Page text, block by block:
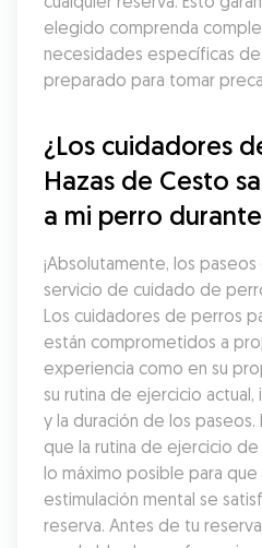
elegido comprenda
necesidades específicas
preparado para tomar
¿Los cuidadores
Hazas de Cesto
a mi perro
¡Absolutamente, los
servicio de cuidado de
Los cuidadores de perros
están comprometidos a
experiencia como en su
su rutina de ejercicio actual,
y la duración de los
que la rutina de ejercicio
lo máximo posible para
estimulación mental se
reserva. Antes de tu